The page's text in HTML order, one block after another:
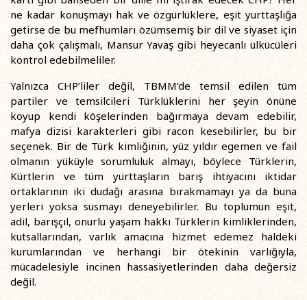
ne kadar konuşmayı hak ve özgürlüklere, eşit yurttaşlığa
getirse de bu mefhumları özümsemiş bir dil ve siyaset için
daha çok çalışmalı, Mansur Yavaş gibi heyecanlı ülkücüleri
kontrol edebilmeliler.
Yalnızca CHP’liler değil, TBMM’de temsil edilen tüm
partiler ve temsilcileri Türklüklerini her şeyin önüne
koyup kendi köşelerinden bağırmaya devam edebilir,
mafya dizisi karakterleri gibi racon kesebilirler, bu bir
seçenek. Bir de Türk kimliğinin, yüz yıldır egemen ve fail
olmanın yüküyle sorumluluk almayı, böylece Türklerin,
Kürtlerin ve tüm yurttaşların barış ihtiyacını iktidar
ortaklarının iki dudağı arasına bırakmamayı ya da buna
yerleri yoksa susmayı deneyebilirler. Bu toplumun eşit,
adil, barışçıl, onurlu yaşam hakkı Türklerin kimliklerinden,
kutsallarından, varlık amacına hizmet edemez haldeki
kurumlarından ve herhangi bir ötekinin varlığıyla,
mücadelesiyle incinen hassasiyetlerinden daha değersiz
değil.